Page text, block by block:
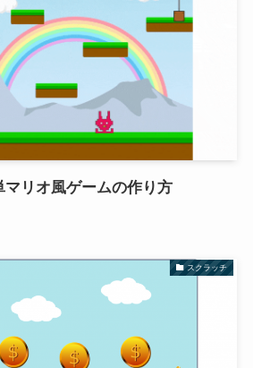
マリオ風ゲームの作り方
スクラッチ